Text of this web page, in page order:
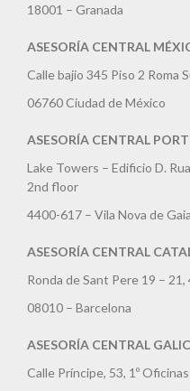
18001 – Granada
ASESORÍA CENTRAL
Calle bajio 345 Piso 2 Roma
06760 Ciudad de México
ASESORÍA CENTRAL
Lake Towers – Edificio D.
2nd floor
4400-617 – Vila Nova de Gaia
ASESORÍA CENTRAL
Ronda de Sant Pere 19 – 21,
08010 – Barcelona
ASESORÍA CENTRAL
Calle Príncipe, 53, 1º